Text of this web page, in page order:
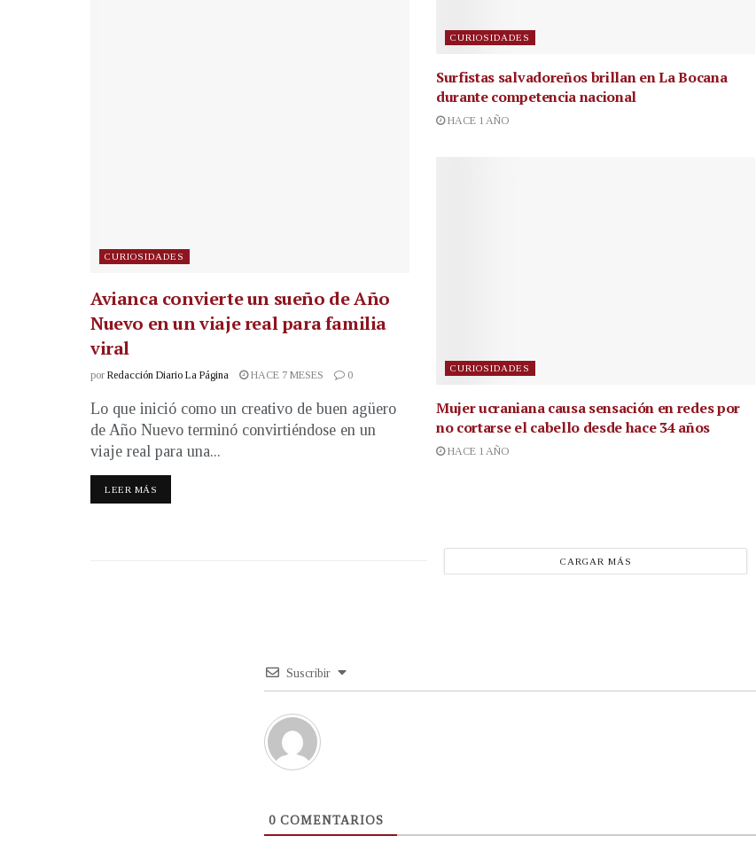
CURIOSIDADES
Avianca convierte un sueño de Año
Nuevo en un viaje real para familia
viral
por Redacción Diario La Página HACE 7 MESES 0
Lo que inició como un creativo de buen agüero
de Año Nuevo terminó convirtiéndose en un
viaje real para una...
LEER MÁS
CURIOSIDADES
Surfistas salvadoreños brillan en La Bocana
durante competencia nacional
HACE 1 AÑO
CURIOSIDADES
Mujer ucraniana causa sensación en redes por
no cortarse el cabello desde hace 34 años
HACE 1 AÑO
CARGAR MÁS
Suscribir
0 COMENTARIOS